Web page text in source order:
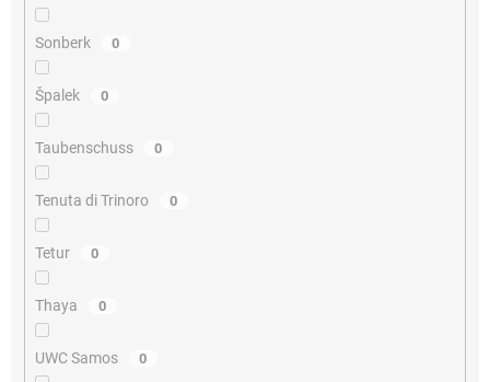
Sonberk 0
Špalek 0
Taubenschuss 0
Tenuta di Trinoro 0
Tetur 0
Thaya 0
UWC Samos 0